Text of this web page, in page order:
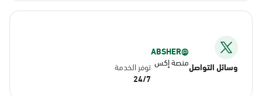
وسائل التواصل
@ABSHER
منصة إكس توفر الخدمة
24/7